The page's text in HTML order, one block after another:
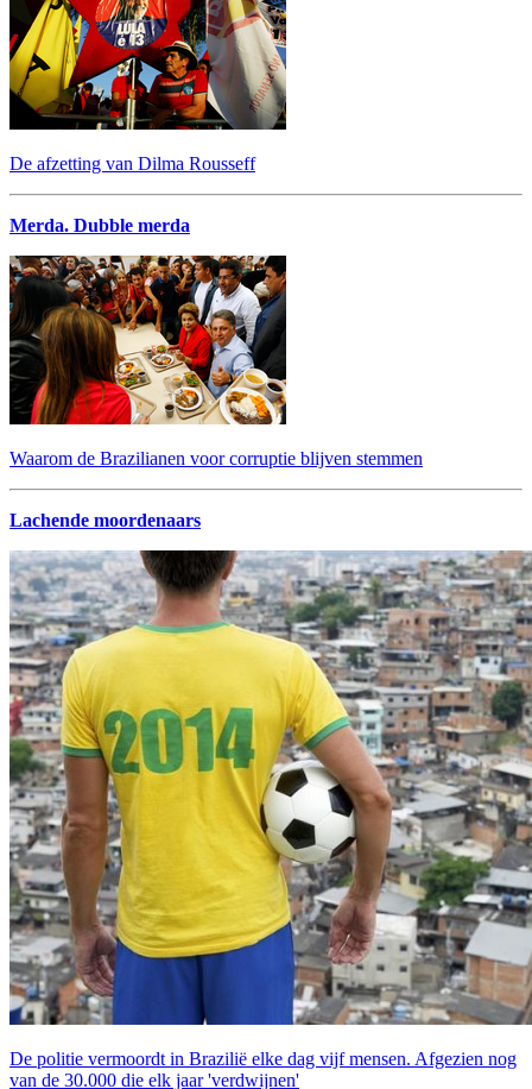
De afzetting van Dilma Rousseff
Merda. Dubble merda
Waarom de Brazilianen voor corruptie blijven stemmen
Lachende moordenaars
De politie vermoordt in Brazilië elke dag vijf mensen. Afgezien nog
van de 30.000 die elk jaar 'verdwijnen'